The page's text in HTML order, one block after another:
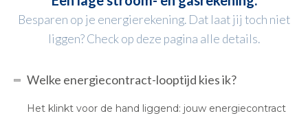
Besparen op je energierekening. Dat laat jij toch niet
liggen? Check op deze pagina alle details.
Welke energiecontract-looptijd kies ik?
Het klinkt voor de hand liggend: jouw energiecontract